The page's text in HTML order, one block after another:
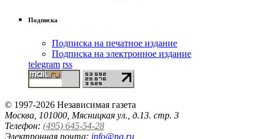
Подписка
Подписка на печатное издание
Подписка на электронное издание
telegram rss
© 1997-2026 Независимая газета
Москва, 101000, Мясницкая ул., д.13. стр. 3
Телефон: (495) 645-54-28
Электронная почта: info@ng.ru